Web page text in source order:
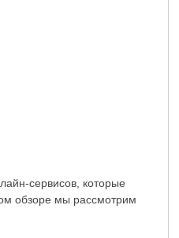
сервисов, которые
обзоре мы рассмотрим